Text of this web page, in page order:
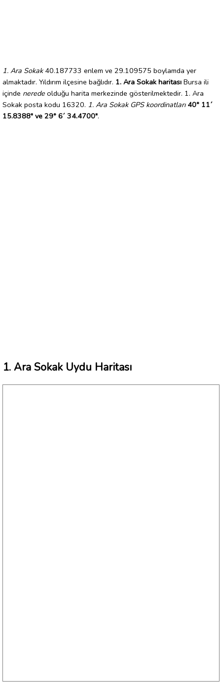
1. Ara Sokak40.187733 enlem ve 29.109575 boylamda yer
almaktadır. Yıldırım ilçesine bağlıdır. 1. Ara Sokak haritası Bursa ili
içinde nerede olduğu harita merkezinde gösterilmektedir. 1. Ara
Sokak posta kodu 16320. 1. Ara Sokak GPS koordinatları 40° 11´
15.8388" ve 29° 6´ 34.4700".
1. Ara Sokak Uydu Haritası